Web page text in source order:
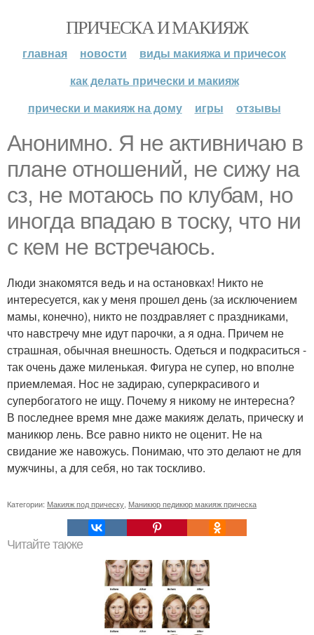
ПРИЧЕСКА И МАКИЯЖ
главная новости
виды макияжа и причесок
как делать прически и макияж
прически и макияж на дому
игры отзывы
Анонимно. Я не активничаю в
плане отношений, не сижу на
сз, не мотаюсь по клубам, но
иногда впадаю в тоску, что ни
с кем не встречаюсь.
Люди знакомятся ведь и на остановках! Никто не
интересуется, как у меня прошел день (за исключением
мамы, конечно), никто не поздравляет с праздниками,
что навстречу мне идут парочки, а я одна. Причем не
страшная, обычная внешность. Одеться и подкраситься -
так очень даже миленькая. Фигура не супер, но вполне
приемлемая. Нос не задираю, суперкрасивого и
супербогатого не ищу. Почему я никому не интересна?
В последнее время мне даже макияж делать, прическу и
маникюр лень. Все равно никто не оценит. Не на
свидание же навожусь. Понимаю, что это делают не для
мужчины, а для себя, но так тоскливо.
Категории: Макияж под прическу Маникюр педикюр макияж прическа
Читайте также